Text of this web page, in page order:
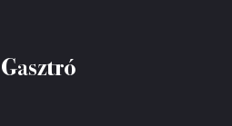
Gasztró